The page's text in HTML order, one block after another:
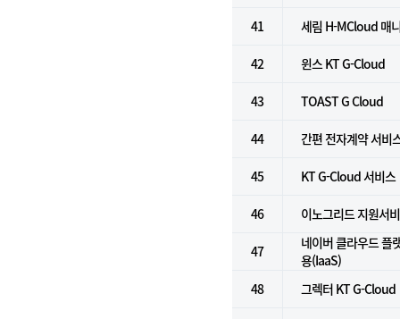
41 세림 H-MCloud 매
42 윈스 KT G-Cloud
43 TOAST G Cloud
44 간편 전자계약 서비
45 KT G-Cloud 서비스
46 이노그리드 지원서
47
네이버 클라우드 플
용(IaaS)
48
그렉터 KT G-Cloud